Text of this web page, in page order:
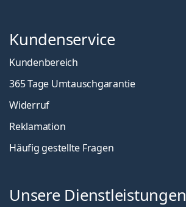
Kundenservice
Kundenbereich
365 Tage Umtauschgarantie
Widerruf
Reklamation
Häufig gestellte Fragen
Unsere Dienstleistungen